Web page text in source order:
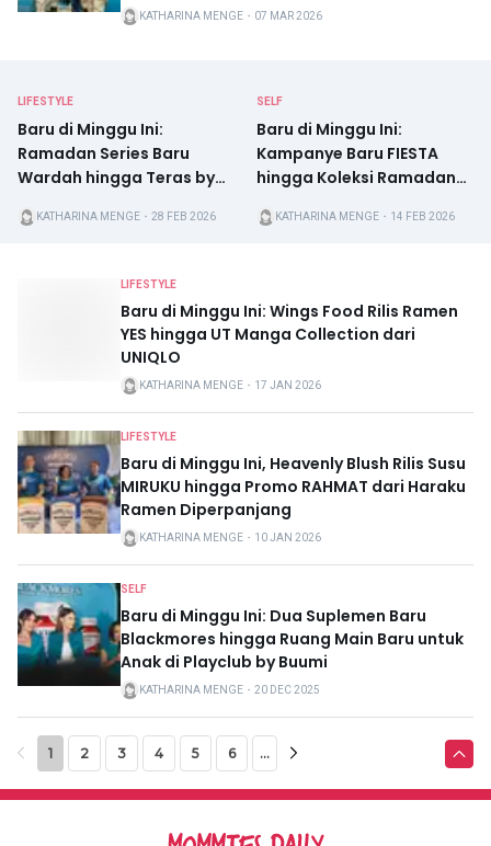
KATHARINA MENGE ・ 07 MAR 2026
LIFESTYLE
Baru di Minggu Ini:
Ramadan Series Baru
Wardah hingga Teras by
Bersertifikat Halal
KATHARINA MENGE ・ 28 FEB 2026
SELF
Baru di Minggu Ini:
Kampanye Baru FIESTA
hingga Koleksi Ramadan
KATHARINA MENGE ・ 14 FEB 2026
LIFESTYLE
Baru di Minggu Ini: Wings Food Rilis Ramen
YES hingga UT Manga Collection dari
UNIQLO
KATHARINA MENGE ・ 17 JAN 2026
LIFESTYLE
Baru di Minggu Ini, Heavenly Blush Rilis Susu
MIRUKU hingga Promo RAHMAT dari Haraku
Ramen Diperpanjang
KATHARINA MENGE ・ 10 JAN 2026
SELF
Baru di Minggu Ini: Dua Suplemen Baru
Blackmores hingga Ruang Main Baru untuk
Anak di Playclub by Buumi
KATHARINA MENGE ・ 20 DEC 2025
1 2 3 4 5 6 ...